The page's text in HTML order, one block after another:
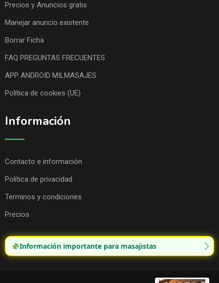
Precios y Anuncios gratis
Manejar anuncio existente
Borrar Ficha
FAQ PREGUNTAS FRECUENTES
APP ANDROID MILMASAJES
Política de cookies (UE)
Información
Contacto e información
Política de privacidad
Terminos y condiciones
Precios
Información importante para masajistas